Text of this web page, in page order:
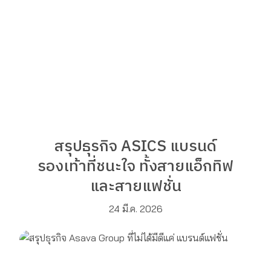
สรุปธุรกิจ ASICS แบรนด์
รองเท้าที่ชนะใจ ทั้งสายแอ็กทิฟ
และสายแฟชั่น
24 มี.ค. 2026